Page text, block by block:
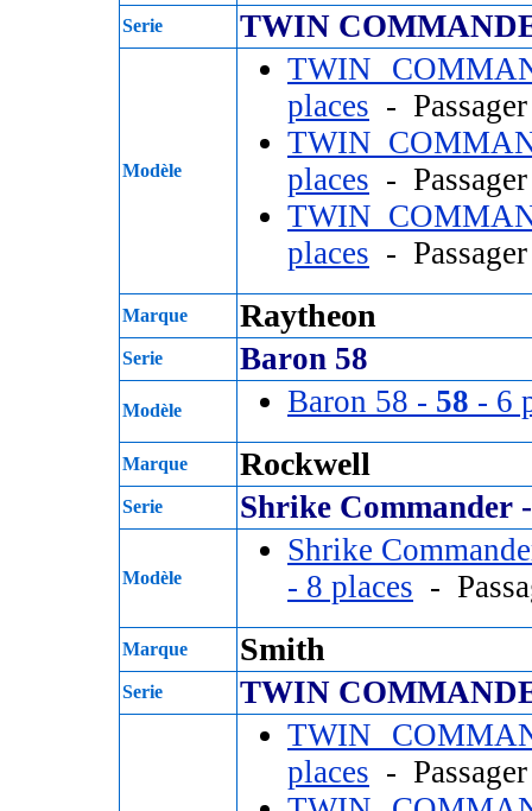
Serie TWIN
Modèle
TWIN
places -
TWIN
places -
TWIN
places -
Marque Raytheon
Serie Baron 58
Modèle Baron 58 - 58 - 6
Marque Rockwell
Serie Shrike
Modèle
Shrike
- 8 places -
Marque Smith
Serie TWIN
TWIN
places -